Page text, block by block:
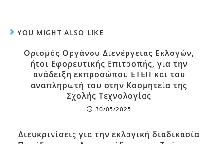
YOU MIGHT ALSO LIKE
Ορισμός Οργάνου Διενέργειας Εκλογών,
ήτοι Εφορευτικής Επιτροπής, για την
ανάδειξη εκπροσώπου ΕΤΕΠ και του
αναπληρωτή του στην Κοσμητεία της
Σχολής Τεχνολογίας
30/05/2025
Διευκρινίσεις για την εκλογική διαδικασία